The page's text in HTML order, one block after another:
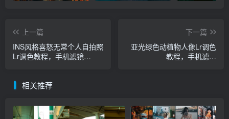
上一篇
INS风格喜怒无常个人自拍照
Lr调色教程，手机滤镜
下一篇
亚光绿色动植物人像Lr调色
教程，手机滤镜
相关推荐